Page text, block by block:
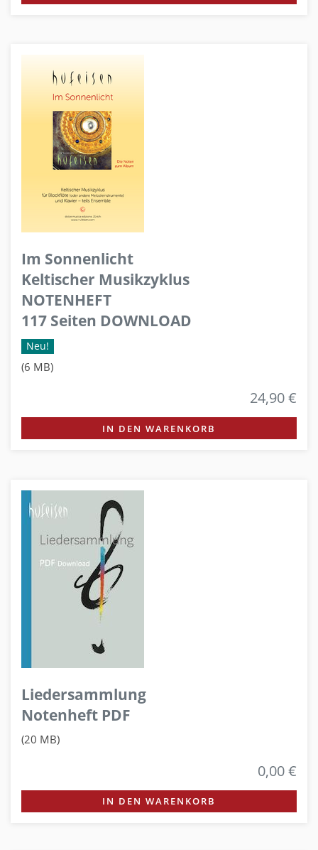
Im Sonnenlicht
Keltischer Musikzyklus
NOTENHEFT
117 Seiten DOWNLOAD
Neu!
(6 MB)
24,90 €
IN DEN WARENKORB
Liedersammlung
Notenheft PDF
(20 MB)
0,00 €
IN DEN WARENKORB